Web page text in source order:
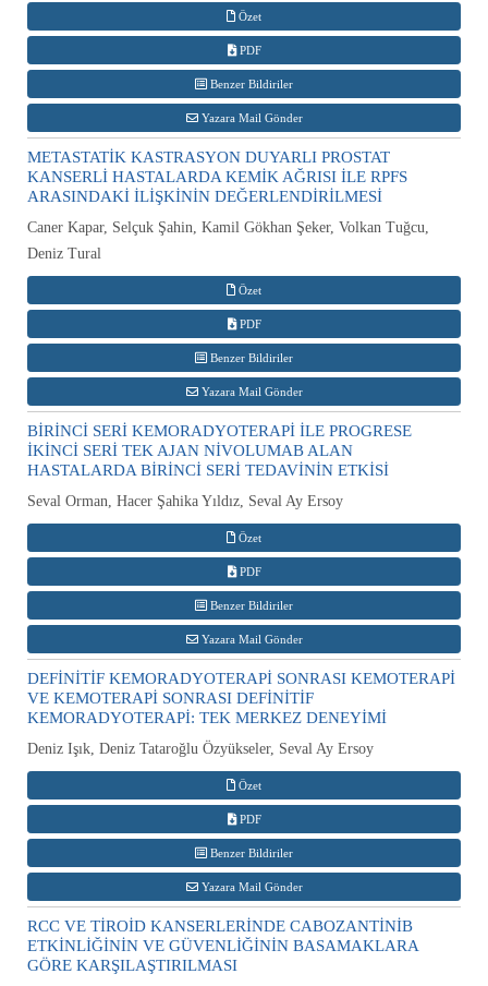
Özet
PDF
Benzer Bildiriler
Yazara Mail Gönder
METASTATİK KASTRASYON DUYARLI PROSTAT
KANSERLİ HASTALARDA KEMİK AĞRISI İLE RPFS
ARASINDAKİ İLİŞKİNİN DEĞERLENDİRİLMESİ
Caner Kapar, Selçuk Şahin, Kamil Gökhan Şeker, Volkan Tuğcu,
Deniz Tural
Özet
PDF
Benzer Bildiriler
Yazara Mail Gönder
BİRİNCİ SERİ KEMORADYOTERAPİ İLE PROGRESE
İKİNCİ SERİ TEK AJAN NİVOLUMAB ALAN
HASTALARDA BİRİNCİ SERİ TEDAVİNİN ETKİSİ
Seval Orman, Hacer Şahika Yıldız, Seval Ay Ersoy
Özet
PDF
Benzer Bildiriler
Yazara Mail Gönder
DEFİNİTİF KEMORADYOTERAPİ SONRASI KEMOTERAPİ
VE KEMOTERAPİ SONRASI DEFİNİTİF
KEMORADYOTERAPİ: TEK MERKEZ DENEYİMİ
Deniz Işık, Deniz Tataroğlu Özyükseler, Seval Ay Ersoy
Özet
PDF
Benzer Bildiriler
Yazara Mail Gönder
RCC VE TİROİD KANSERLERİNDE CABOZANTİNİB
ETKİNLİĞİNİN VE GÜVENLİĞİNİN BASAMAKLARA
GÖRE KARŞILAŞTIRILMASI